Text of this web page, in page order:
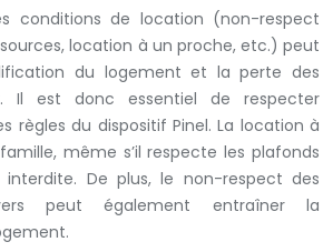
conditions de location (non-respect
location à un proche, etc.) peut
du logement et la perte des
Il est donc essentiel de respecter
règles du dispositif Pinel. La location à
même s’il respecte les plafonds
interdite. De plus, le non-respect des
peut également entraîner la